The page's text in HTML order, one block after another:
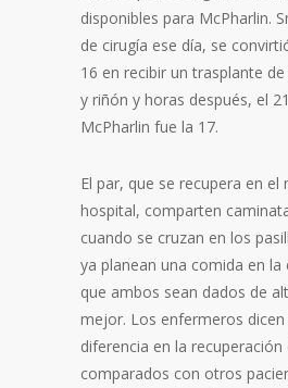
disponibles para McPharlin.
de cirugía ese día, se
16 en recibir un trasplante
y riñón y horas después, el
McPharlin fue la 17.
El par, que se recupera en el
hospital, comparten
cuando se cruzan en los
ya planean una comida en la
que ambos sean dados de
mejor. Los enfermeros
diferencia en la recuperación
comparados con otros